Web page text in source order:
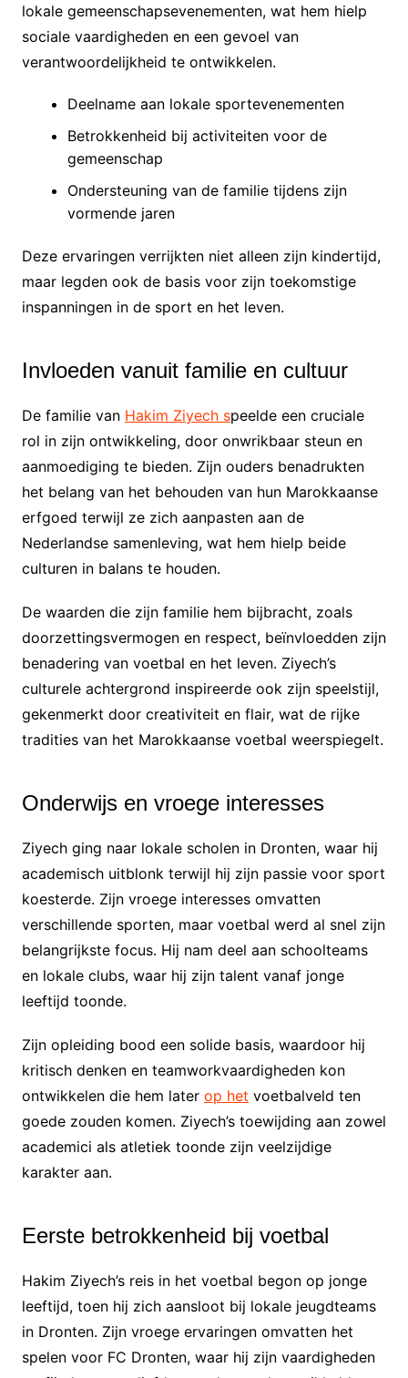
lokale gemeenschapsevenementen, wat hem hielp
sociale vaardigheden en een gevoel van
verantwoordelijkheid te ontwikkelen.
Deelname aan lokale sportevenementen
Betrokkenheid bij activiteiten voor de
gemeenschap
Ondersteuning van de familie tijdens zijn
vormende jaren
Deze ervaringen verrijkten niet alleen zijn kindertijd,
maar legden ook de basis voor zijn toekomstige
inspanningen in de sport en het leven.
Invloeden vanuit familie en cultuur
De familie van Hakim Ziyech speelde een cruciale
rol in zijn ontwikkeling, door onwrikbaar steun en
aanmoediging te bieden. Zijn ouders benadrukten
het belang van het behouden van hun Marokkaanse
erfgoed terwijl ze zich aanpasten aan de
Nederlandse samenleving, wat hem hielp beide
culturen in balans te houden.
De waarden die zijn familie hem bijbracht, zoals
doorzettingsvermogen en respect, beïnvloedden zijn
benadering van voetbal en het leven. Ziyech’s
culturele achtergrond inspireerde ook zijn speelstijl,
gekenmerkt door creativiteit en flair, wat de rijke
tradities van het Marokkaanse voetbal weerspiegelt.
Onderwijs en vroege interesses
Ziyech ging naar lokale scholen in Dronten, waar hij
academisch uitblonk terwijl hij zijn passie voor sport
koesterde. Zijn vroege interesses omvatten
verschillende sporten, maar voetbal werd al snel zijn
belangrijkste focus. Hij nam deel aan schoolteams
en lokale clubs, waar hij zijn talent vanaf jonge
leeftijd toonde.
Zijn opleiding bood een solide basis, waardoor hij
kritisch denken en teamworkvaardigheden kon
ontwikkelen die hem later op het voetbalveld ten
goede zouden komen. Ziyech’s toewijding aan zowel
academici als atletiek toonde zijn veelzijdige
karakter aan.
Eerste betrokkenheid bij voetbal
Hakim Ziyech’s reis in het voetbal begon op jonge
leeftijd, toen hij zich aansloot bij lokale jeugdteams
in Dronten. Zijn vroege ervaringen omvatten het
spelen voor FC Dronten, waar hij zijn vaardigheden